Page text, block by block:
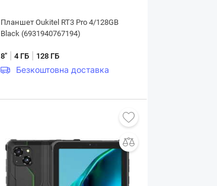
Планшет Oukitel RT3 Pro 4/128GB
Black (6931940767194)
8" |4 ГБ 128 ГБ
Безкоштовна доставка